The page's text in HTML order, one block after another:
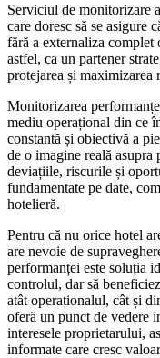
Serviciul de monitorizare
care doresc să se asigure
fără a externaliza complet
astfel, ca un partener
protejarea și maximizarea
Monitorizarea
mediu operațional din ce
constantă și obiectivă a
de o imagine reală
deviațiile, riscurile și
fundamentate pe date,
hotelieră.
Pentru că nu orice hotel
are nevoie de
performanței este soluția
controlul, dar să
atât operaționalul, cât și
oferă un punct de vedere
interesele proprietarului,
informate care cresc